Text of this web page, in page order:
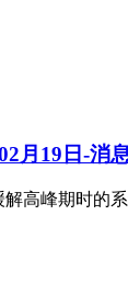
月19日-消
高峰期时的